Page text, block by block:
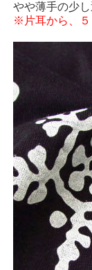
やや薄手の少
※片耳から、５